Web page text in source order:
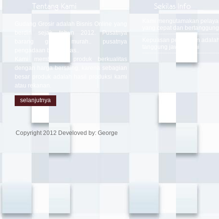
Gudang Grosir adalah Bisnis Online yang
berdiri sejak tahun 2012. Pusatnya
barang grosir murah.. pusatnya
pengadaan berkualitas..
Kami memberikan produk berkualitas
dengan harga bersaing, karena sebagian
besar produk adalah hasil produksi kami
atau rekanan.
selanjutnya
Kami mengutamakan
yang cepat dan
Kepuasan pelanggan
tanggung jawab kami
Copyright 2012 Develoved by: George